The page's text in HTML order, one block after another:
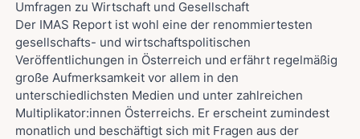
Umfragen zu Wirtschaft und Gesellschaft
Der IMAS Report ist wohl eine der renommiertesten
gesellschafts- und wirtschaftspolitischen
Veröffentlichungen in Österreich und erfährt regelmäßig
große Aufmerksamkeit vor allem in den
unterschiedlichsten Medien und unter zahlreichen
Multiplikator:innen Österreichs. Er erscheint zumindest
monatlich und beschäftigt sich mit Fragen aus der